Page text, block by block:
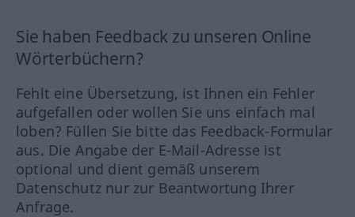
Sie haben Feedback zu unseren Online
Wörterbüchern?
Fehlt eine Übersetzung, ist Ihnen ein Fehler
aufgefallen oder wollen Sie uns einfach mal
loben? Füllen Sie bitte das Feedback-Formular
aus. Die Angabe der E-Mail-Adresse ist
optional und dient gemäß unserem
Datenschutz nur zur Beantwortung Ihrer
Anfrage.